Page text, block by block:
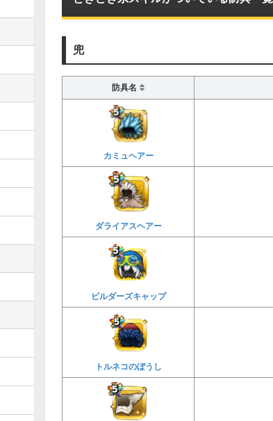
兜
防具名
カミュヘアー
ダライアスヘアー
ビルダーズキャップ
トルネコのぼうし